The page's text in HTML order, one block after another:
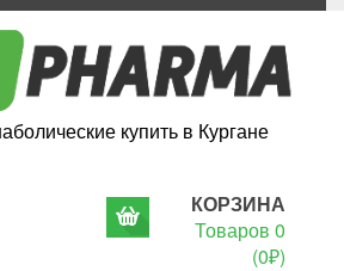
купить в Кургане
КОРЗИНА
Товаров 0
(0₽)